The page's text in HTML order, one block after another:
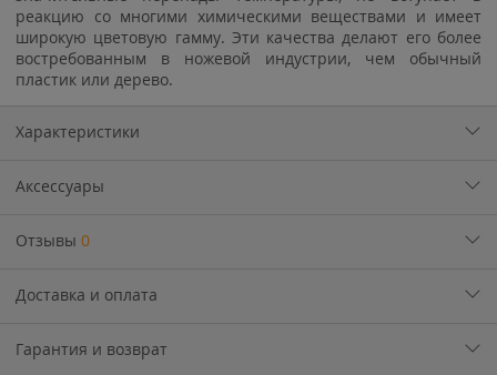
реакцию со многими химическими веществами и имеет
широкую цветовую гамму. Эти качества делают его более
востребованным в ножевой индустрии, чем обычный
пластик или дерево.
Характеристики
Аксессуары
Отзывы 0
Доставка и оплата
Гарантия и возврат